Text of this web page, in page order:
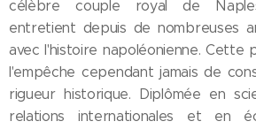
célèbre couple royal de
entretient depuis de nombreuses
avec l'histoire napoléonienne. Cette
l'empêche cependant jamais de
rigueur historique. Diplômée en
relations internationales et en